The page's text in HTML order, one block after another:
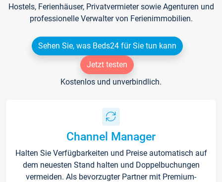
Hostels, Ferienhäuser, Privatvermieter sowie Agenturen und
professionelle Verwalter von Ferienimmobilien.
Sehen Sie, was Beds24 für Sie tun kann
Jetzt testen
Kostenlos und unverbindlich.
Channel Manager
Halten Sie Verfügbarkeiten und Preise automatisch auf
dem neuesten Stand halten und Doppelbuchungen
vermeiden. Als bevorzugter Partner mit Premium-